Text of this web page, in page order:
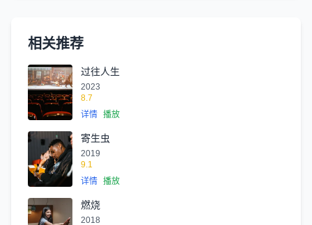
相关推荐
过往人生
2023
8.7
详情 播放
寄生虫
2019
9.1
详情 播放
燃烧
2018